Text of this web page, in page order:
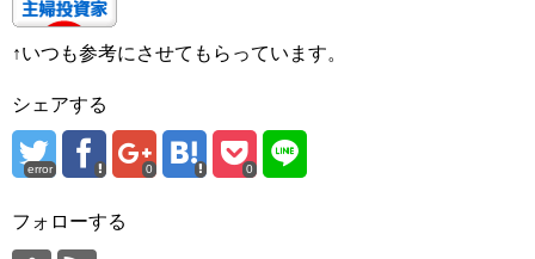
↑いつも参考にさせてもらっています。
シェアする
error 0 0
フォローする